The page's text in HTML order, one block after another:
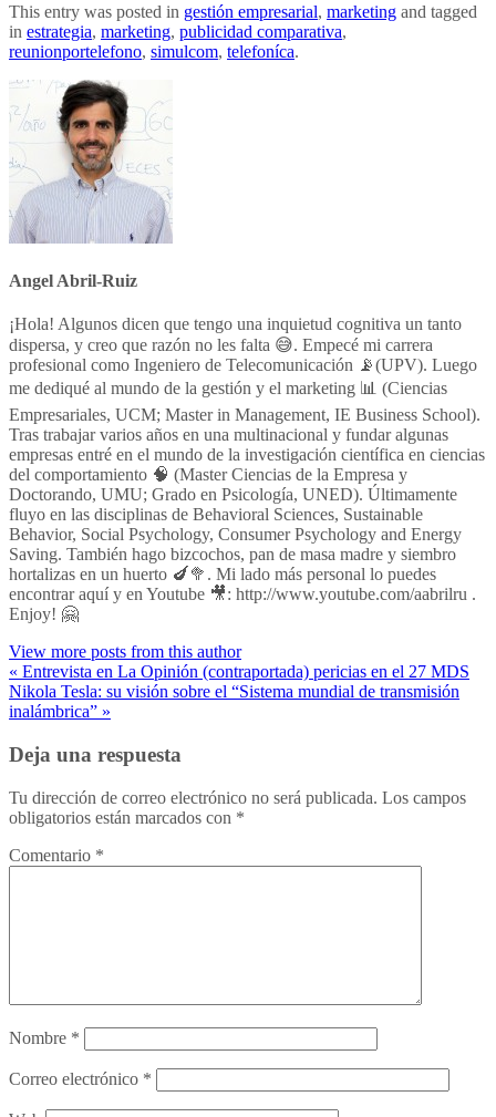
This entry was posted in gestión empresarial, marketing and tagged
in estrategia, marketing, publicidad comparativa,
reunionportelefono, simulcom, telefoníca.
Angel Abril-Ruiz
¡Hola! Algunos dicen que tengo una inquietud cognitiva un tanto
dispersa, y creo que razón no les falta 😅. Empecé mi carrera
profesional como Ingeniero de Telecomunicación 📡(UPV). Luego
me dediqué al mundo de la gestión y el marketing 📊 (Ciencias
Empresariales, UCM; Master in Management, IE Business School).
Tras trabajar varios años en una multinacional y fundar algunas
empresas entré en el mundo de la investigación científica en ciencias
del comportamiento 🧠 (Master Ciencias de la Empresa y
Doctorando, UMU; Grado en Psicología, UNED). Últimamente
fluyo en las disciplinas de Behavioral Sciences, Sustainable
Behavior, Social Psychology, Consumer Psychology and Energy
Saving. También hago bizcochos, pan de masa madre y siembro
hortalizas en un huerto 🍆🥦. Mi lado más personal lo puedes
encontrar aquí y en Youtube 🎥: http://www.youtube.com/aabrilru .
Enjoy! 🤗
View more posts from this author
« Entrevista en La Opinión (contraportada) pericias en el 27 MDS
Nikola Tesla: su visión sobre el “Sistema mundial de transmisión
inalámbrica” »
Deja una respuesta
Tu dirección de correo electrónico no será publicada. Los campos
obligatorios están marcados con *
Comentario *
Nombre *
Correo electrónico *